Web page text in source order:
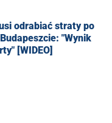
odrabiać straty po
"Wynik
[WIDEO]